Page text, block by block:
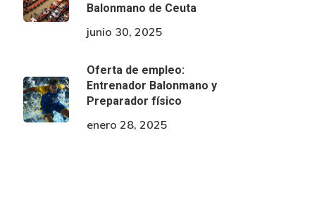
Balonmano de Ceuta
junio 30, 2025
Oferta de empleo:
Entrenador Balonmano y
Preparador físico
enero 28, 2025